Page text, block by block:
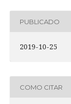
PUBLICADO
2019-10-25
COMO CITAR